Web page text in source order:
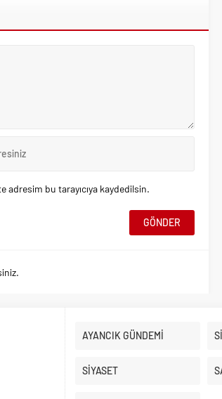
adresim bu tarayıcıya kaydedilsin.
AYANCIK GÜNDEMİ
SİYASET